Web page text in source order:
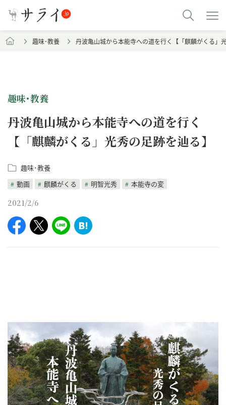
趣味･教養 丹波亀山城から本能寺への道を行く【「麒麟がくる」
趣味･教養
丹波亀山城から本能寺への道を行く
【「麒麟がくる」光秀の足跡を辿る】
趣味･教養
動画
麒麟がくる 明智光秀 本能寺の変
2021/2/6